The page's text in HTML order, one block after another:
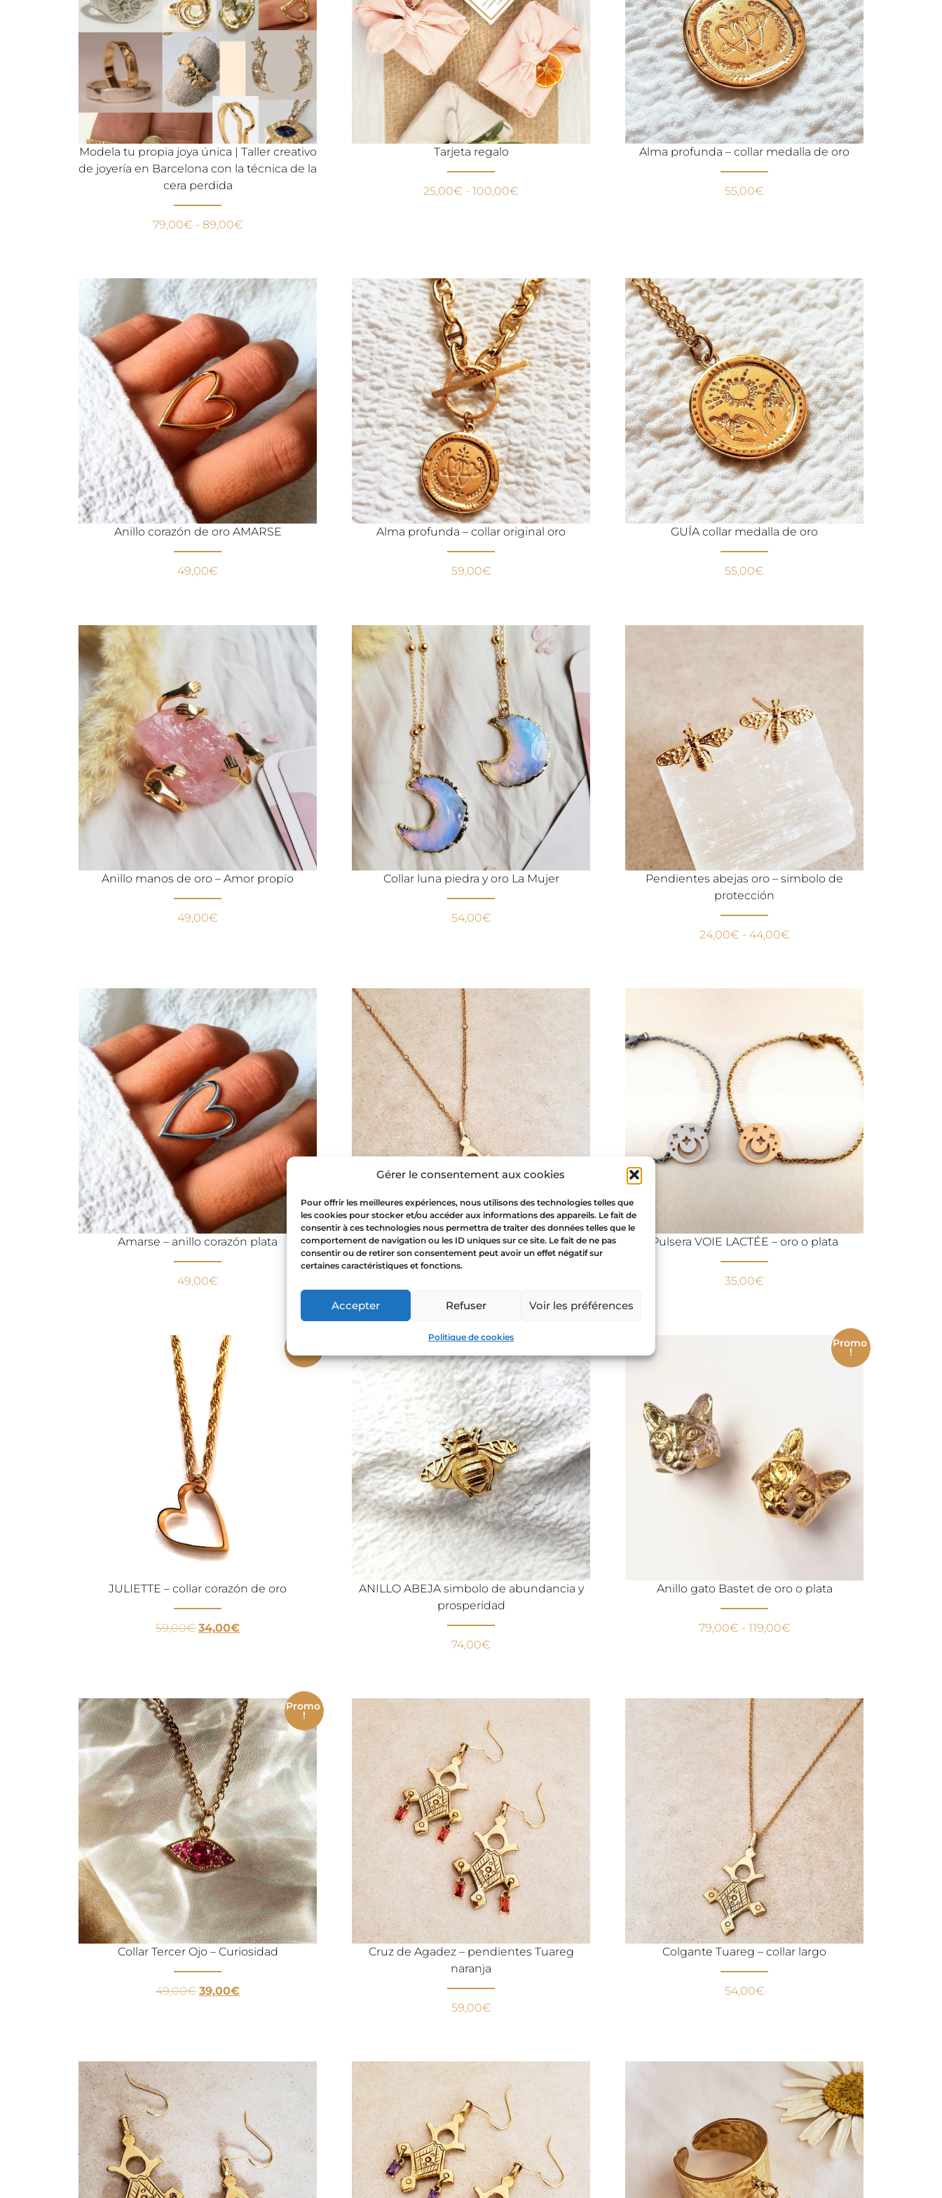
Gérer le consentement aux cookies
Pour offrir les meilleures expériences, nous utilisons des technologies telles que
les cookies pour stocker et/ou accéder aux informations des appareils. Le fait de
consentir à ces technologies nous permettra de traiter des données telles que le
comportement de navigation ou les ID uniques sur ce site. Le fait de ne pas
consentir ou de retirer son consentement peut avoir un effet négatif sur
certaines caractéristiques et fonctions.
Accepter Refuser Voir les préférences
Politique de cookies
Modela tu propia joya única | Taller creativo
de joyería en Barcelona con la técnica de la
cera perdida
79,00€ - 89,00€
Tarjeta regalo
25,00€ - 100,00€
Alma profunda – collar medalla de oro
55,00€
Anillo corazón de oro AMARSE
49,00€
Alma profunda – collar original oro
59,00€
GUÍA collar medalla de oro
55,00€
Anillo manos de oro – Amor propio
49,00€
Collar luna piedra y oro La Mujer
54,00€
Pendientes abejas oro – simbolo de
protección
24,00€ - 44,00€
Amarse – anillo corazón plata
49,00€
Cruz Tuareg de Agadez – collar Pulsera VOIE LACTÉE – oro o plata
35,00€
JULIETTE – collar corazón de oro
Promo
59,00€ 34,00€
ANILLO ABEJA simbolo de abundancia y
prosperidad
74,00€
Anillo gato Bastet de oro o plata
Promo
!
79,00€ - 119,00€
Collar Tercer Ojo – Curiosidad
Promo
!
49,00€ 39,00€
Cruz de Agadez – pendientes Tuareg
naranja
59,00€
Colgante Tuareg – collar largo
54,00€